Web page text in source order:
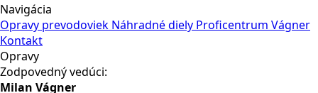
Navigácia
Opravy prevodoviek Náhradné diely Proficentrum Vágner
Kontakt
Opravy
Zodpovedný vedúci:
Milan Vágner